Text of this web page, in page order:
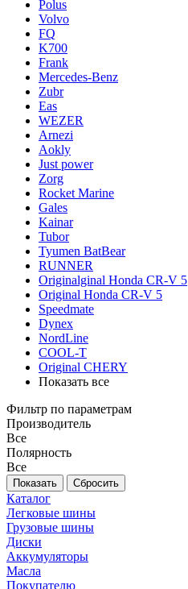
Polus
Volvo
FQ
K700
Frank
Mercedes-Benz
Zubr
Eas
WEZER
Arnezi
Aokly
Just power
Zorg
Rocket Marine
Gales
Kainar
Tubor
Tyumen BatBear
RUNNER
Originalginal Honda CR-V 5
Original Honda CR-V 5
Speedmate
Dynex
NordLine
COOL-T
Original СHERY
Показать все
Фильтр по параметрам
Производитель
Все
Полярность
Все
Сбросить
Каталог
Легковые шины
Грузовые шины
Диски
Аккумуляторы
Масла
Покупателю